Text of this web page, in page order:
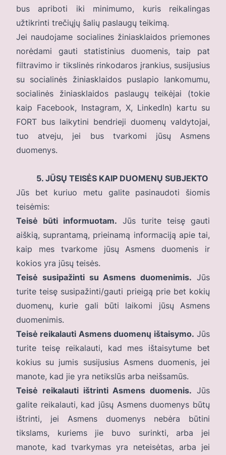
bus apriboti iki minimumo, kuris reikalingas
užtikrinti trečiųjų šalių paslaugų teikimą.
Jei naudojame socialines žiniasklaidos priemones
norėdami gauti statistinius duomenis, taip pat
filtravimo ir tikslinės rinkodaros įrankius, susijusius
su socialinės žiniasklaidos puslapio lankomumu,
socialinės žiniasklaidos paslaugų teikėjai (tokie
kaip Facebook, Instagram, X, LinkedIn) kartu su
FORT bus laikytini bendrieji duomenų valdytojai,
tuo atveju, jei bus tvarkomi jūsų Asmens
duomenys.
5. JŪSŲ TEISĖS KAIP DUOMENŲ SUBJEKTO
Jūs bet kuriuo metu galite pasinaudoti šiomis
teisėmis:
Teisė būti informuotam. Jūs turite teisę gauti
aiškią, suprantamą, prieinamą informaciją apie tai,
kaip mes tvarkome jūsų Asmens duomenis ir
kokios yra jūsų teisės.
Teisė susipažinti su Asmens duomenimis. Jūs
turite teisę susipažinti/gauti prieigą prie bet kokių
duomenų, kurie gali būti laikomi jūsų Asmens
duomenimis.
Teisė reikalauti Asmens duomenų ištaisymo. Jūs
turite teisę reikalauti, kad mes ištaisytume bet
kokius su jumis susijusius Asmens duomenis, jei
manote, kad jie yra netikslūs arba neišsamūs.
Teisė reikalauti ištrinti Asmens duomenis. Jūs
galite reikalauti, kad jūsų Asmens duomenys būtų
ištrinti, jei Asmens duomenys nebėra būtini
tikslams, kuriems jie buvo surinkti, arba jei
manote, kad tvarkymas yra neteisėtas, arba jei